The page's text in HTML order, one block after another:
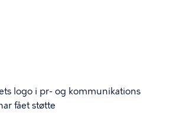
logo i pr- og kommunikations
fået støtte